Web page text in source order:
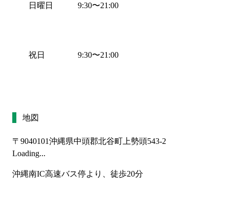
日曜日
祝日
9:30〜21:00
9:30〜21:00
地図
〒9040101沖縄県中頭郡北谷町上勢頭543-2
Loading...
沖縄南IC高速バス停より、徒歩20分